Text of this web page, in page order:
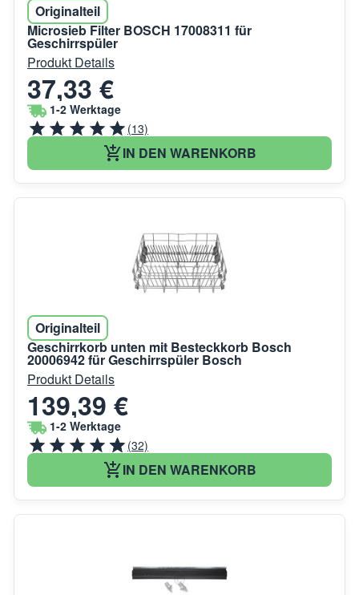
Originalteil
Microsieb Filter BOSCH 17008311 für
Geschirrspüler
Produkt Details
37,33 €
1-2 Werktage
(13)
IN DEN WARENKORB
Originalteil
Geschirrkorb unten mit Besteckkorb Bosch
20006942 für Geschirrspüler Bosch
Produkt Details
139,39 €
1-2 Werktage
(32)
IN DEN WARENKORB